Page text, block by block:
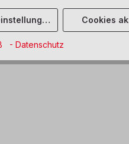
Cookies
- Datenschutz